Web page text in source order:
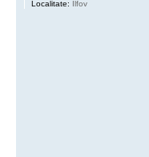
Localitate: Ilfov